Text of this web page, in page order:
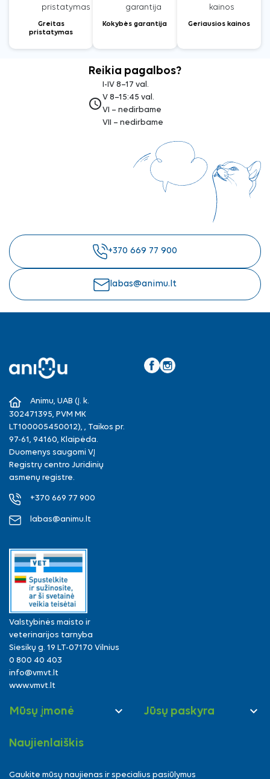
Greitas
pristatymas
Kokybės garantija Geriausios kainos
Reikia pagalbos?
access_time
I-IV 8–17 val.
V 8–15:45 val.
VI – nedirbame
VII – nedirbame
+370 669 77 900
labas@animu.lt
Animu, UAB (Į. k.
302471395, PVM MK
LT100005450012), , Taikos pr.
97-61, 94160, Klaipėda.
Duomenys saugomi VĮ
Registrų centro Juridinių
asmenų registre.
+370 669 77 900
labas@animu.lt
Valstybinės maisto ir
veterinarijos tarnyba
Siesikų g. 19 LT-07170 Vilnius
0 800 40 403
info@vmvt.lt
www.vmvt.lt
Mūsų įmonė  Jūsų paskyra 
Naujienlaiškis
Gaukite mūsų naujienas ir specialius pasiūlymus